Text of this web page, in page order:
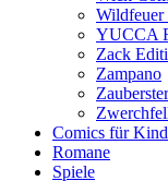
Wildfeuer
YUCCA
Zack
Zampano
Comics für
Romane
Spiele